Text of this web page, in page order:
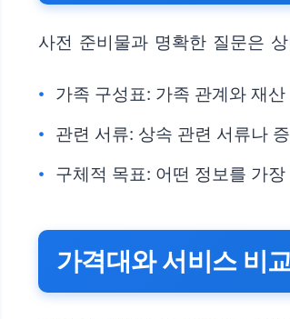
사전 준비물과 명확한 질문은
가족 구성표: 가족 관계와 재
관련 서류: 상속 관련 서류나
구체적 목표: 어떤 정보를 가
가격대와 서비스 비